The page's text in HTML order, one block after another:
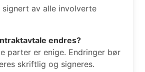
signert av alle involverte
endres?
parter er enige. Endringer bør
skriftlig og signeres.